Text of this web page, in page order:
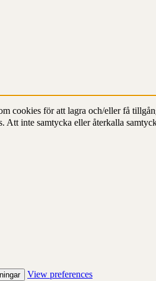
cookies för att lagra och/eller få
Att inte samtycka eller återkalla
View preferences